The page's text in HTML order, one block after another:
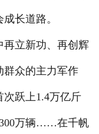
长道路。
立新功、再创辉
群众的主力军作
跃上1.4万亿斤
万辆……在千帆